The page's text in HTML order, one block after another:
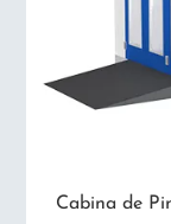
Cabina de